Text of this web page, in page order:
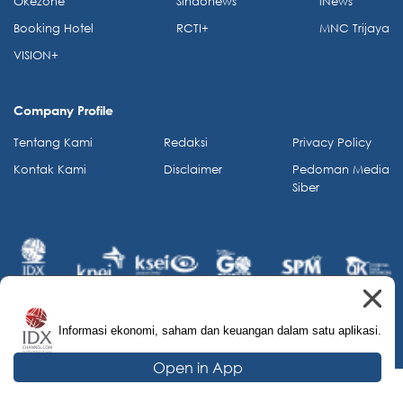
Informasi ekonomi, saham dan keuangan dalam satu aplikasi.
Open in App
Booking Hotel
VISION+
RCTI+
MNC Trijaya
Company Profile
Tentang Kami
Kontak Kami
Redaksi
Disclaimer
Privacy Policy
Pedoman Media
Siber
© 2026 IDX Channel. All Rights Reserved.